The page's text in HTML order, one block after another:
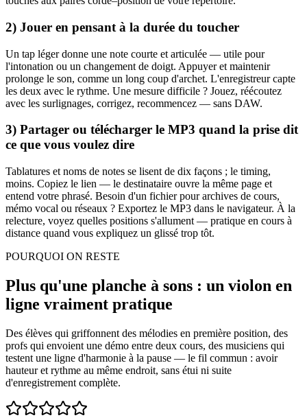
2) Jouer en pensant à la durée du toucher
Un tap léger donne une note courte et articulée — utile pour
l'intonation ou un changement de doigt. Appuyer et maintenir
prolonge le son, comme un long coup d'archet. L'enregistreur capte
les deux avec le rythme. Une mesure difficile ? Jouez, réécoutez
avec les surlignages, corrigez, recommencez — sans DAW.
3) Partager ou télécharger le MP3 quand la prise dit
ce que vous voulez dire
Tablatures et noms de notes se lisent de dix façons ; le timing,
moins. Copiez le lien — le destinataire ouvre la même page et
entend votre phrasé. Besoin d'un fichier pour archives de cours,
mémo vocal ou réseaux ? Exportez le MP3 dans le navigateur. À la
relecture, voyez quelles positions s'allument — pratique en cours à
distance quand vous expliquez un glissé trop tôt.
POURQUOI ON RESTE
Plus qu'une planche à sons : un violon en
ligne vraiment pratique
Des élèves qui griffonnent des mélodies en première position, des
profs qui envoient une démo entre deux cours, des musiciens qui
testent une ligne d'harmonie à la pause — le fil commun : avoir
hauteur et rythme au même endroit, sans étui ni suite
d'enregistrement complète.